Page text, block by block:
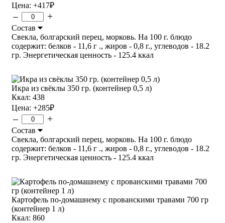
Цена: +417₽
– +
Состав
Свекла, болгарский перец, морковь. На 100 г. блюдо
содержит: белков - 11,6 г ., жиров - 0,8 г., углеводов - 18.2
гр. Энергетическая ценность - 125.4 ккал
Икра из свёклы 350 гр. (контейнер 0,5 л)
Ккал: 438
Цена: +285₽
– +
Состав
Свекла, болгарский перец, морковь. На 100 г. блюдо
содержит: белков - 11,6 г ., жиров - 0,8 г., углеводов - 18.2
гр. Энергетическая ценность - 125.4 ккал
Картофель по-домашнему с прованскими травами 700 гр
(контейнер 1 л)
Ккал: 860